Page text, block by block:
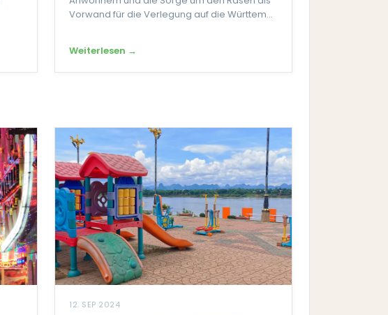
Vorwand für die Verlegung auf die Württem...
Weiterlesen →
12. SEP 2024